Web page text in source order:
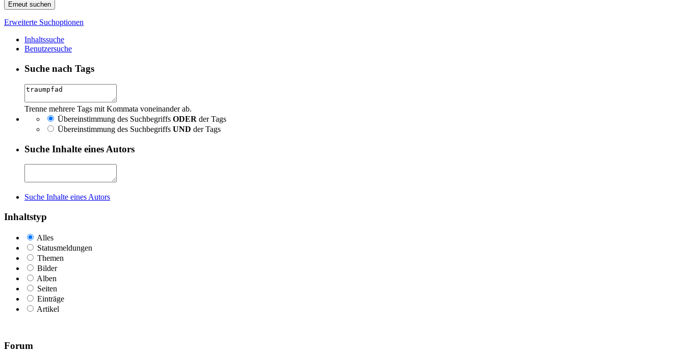
Erneut suchen
Erweiterte Suchoptionen
Inhaltssuche
Benutzersuche
Suche nach Tags
Trenne mehrere Tags mit Kommata voneinander ab.
Übereinstimmung des Suchbegriffs ODER der Tags
Übereinstimmung des Suchbegriffs UND der Tags
Suche Inhalte eines Autors
Suche Inhalte eines Autors
Inhaltstyp
Alles
Statusmeldungen
Themen
Bilder
Alben
Seiten
Einträge
Artikel
Forum